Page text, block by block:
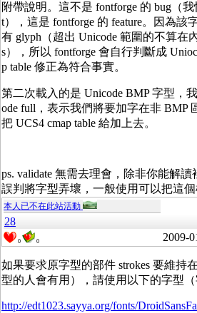
附帶說明。這不是 fontforge 的 bug（
t），這是 fontforge 的 feature。因為該
有 glyph（超出 Unicode 範圍的不算在
s），所以 fontforge 會自行判斷成
p table 修正為符合事實。
第二次載入的是 Unicode BMP 字型，
ode full，表示我們將要加字在非 BMP
把 UCS4 cmap table 給加上去。
ps. validate 無需去理會，除非你能解
誤判將字型弄壞，一般使用可以把這個
本人已不在此站活動
28
0 0 2009-
如果要求原字型的部件 strokes 要維持
型的人會有用），請使用以下的字型（
http://edt1023.sayya.org/fonts/